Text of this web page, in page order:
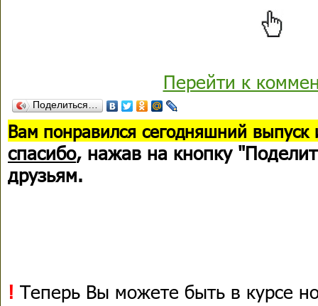
Перейти к
Поделиться…
Вам понравился сегодняшний выпуск
спасибо, нажав на кнопку
друзьям.
! Теперь Вы можете быть в курсе